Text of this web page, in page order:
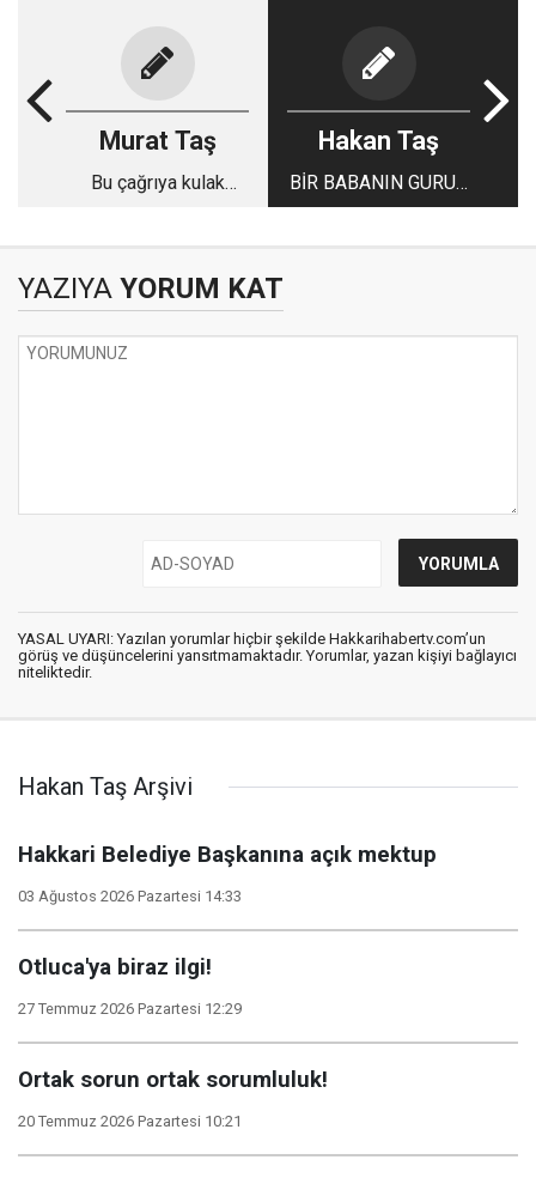
Murat Taş
Bu çağrıya kulak
Hakan Taş
BİR BABANIN GURUR
ANI!
YAZIYA YORUM KAT
YASAL UYARI: Yazılan yorumlar hiçbir şekilde Hakkarihabertv.com’un
görüş ve düşüncelerini yansıtmamaktadır. Yorumlar, yazan kişiyi bağlayıcı
niteliktedir.
Hakan Taş Arşivi
Hakkari Belediye Başkanına açık mektup
03 Ağustos 2026 Pazartesi 14:33
Otluca'ya biraz ilgi!
27 Temmuz 2026 Pazartesi 12:29
Ortak sorun ortak sorumluluk!
20 Temmuz 2026 Pazartesi 10:21